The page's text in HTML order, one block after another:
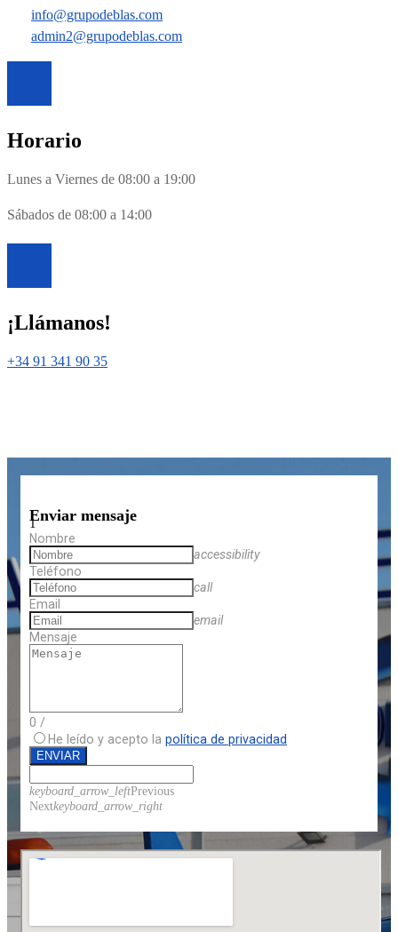
info@grupodeblas.com
admin2@grupodeblas.com
Horario
Lunes a Viernes de 08:00 a 19:00
Sábados de 08:00 a 14:00
¡Llámanos!
+34 91 341 90 35
Enviar mensaje
1
Nombre
accessibility
Teléfono
call
Email
email
Mensaje
0 /
He leído y acepto la política de privacidad
ENVIAR
keyboard_arrow_leftPrevious
Nextkeyboard_arrow_right